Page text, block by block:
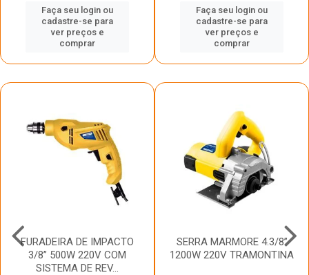
Faça seu login ou
cadastre-se para
ver preços e
comprar
Faça seu login ou
cadastre-se para
ver preços e
comprar
FURADEIRA DE IMPACTO
3/8” 500W 220V COM
SISTEMA DE REV...
SERRA MARMORE 4.3/8”
1200W 220V TRAMONTINA